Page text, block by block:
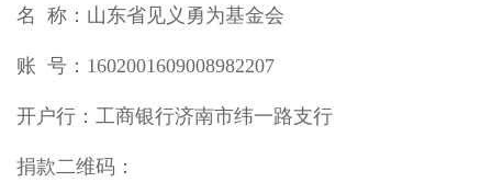
名 称：山东省见义勇为基金会
账 号：1602001609008982207
开户行：工商银行济南市纬一路支行
捐款二维码：